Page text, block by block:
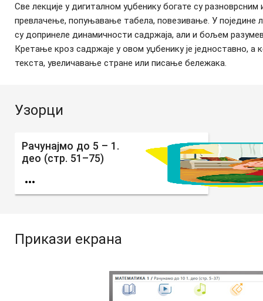
Све лекције у дигиталном уџбенику богате су
превлачење, попуњавање табела, повезивање. У поједине
су допринеле динамичности садржаја, али и бољем
Кретање кроз садржаје у овом уџбенику је једноставно,
текста, увеличавање стране или писање бележака.
Узорци
Рачунајмо до 5 – 1.
део (стр. 51–75)

Прикази екрана